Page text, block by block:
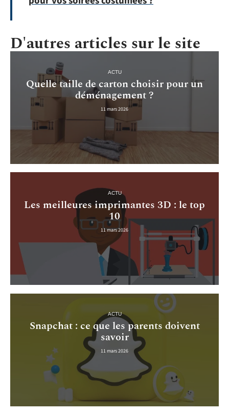
D'autres articles sur le site
ACTU
Quelle taille de carton choisir pour un
déménagement ?
11 mars 2026
ACTU
Les meilleures imprimantes 3D : le top
10
11 mars 2026
ACTU
Snapchat : ce que les parents doivent
savoir
11 mars 2026